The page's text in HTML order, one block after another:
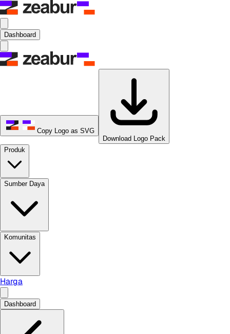
Dashboard
Copy Logo as SVG
Download Logo Pack
Produk
Sumber Daya
Komunitas
Harga
Dashboard